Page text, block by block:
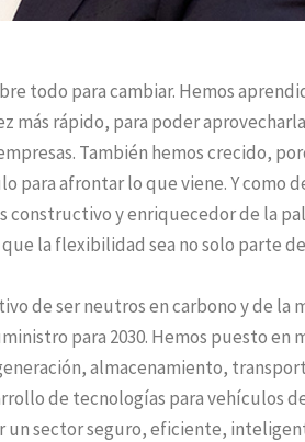
todo para cambiar. Hemos
más rápido, para poder
También hemos crecido,
afrontar lo que viene. Y como
constructivo y enriquecedor de la
la flexibilidad sea no solo parte
de ser neutros en carbono y de la
para 2030. Hemos puesto en
almacenamiento,
de tecnologías para vehículos
sector seguro, eficiente,